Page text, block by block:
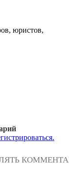
юристов,